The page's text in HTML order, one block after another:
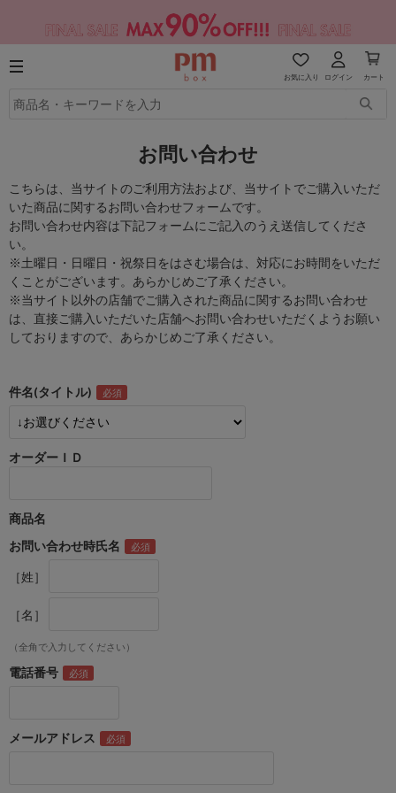
お気に入り ログイン カート
お問い合わせ
こちらは、当サイトのご利用方法および、当サイトでご購入いただ
いた商品に関するお問い合わせフォームです。
お問い合わせ内容は下記フォームにご記入のうえ送信してくださ
い。
※土曜日・日曜日・祝祭日をはさむ場合は、対応にお時間をいただ
くことがございます。あらかじめご了承ください。
※当サイト以外の店舗でご購入された商品に関するお問い合わせ
は、直接ご購入いただいた店舗へお問い合わせいただくようお願い
しておりますので、あらかじめご了承ください。
件名(タイトル)
オーダーＩＤ
商品名
お問い合わせ時氏名
［姓］
［名］
（全角で入力してください）
電話番号
メールアドレス